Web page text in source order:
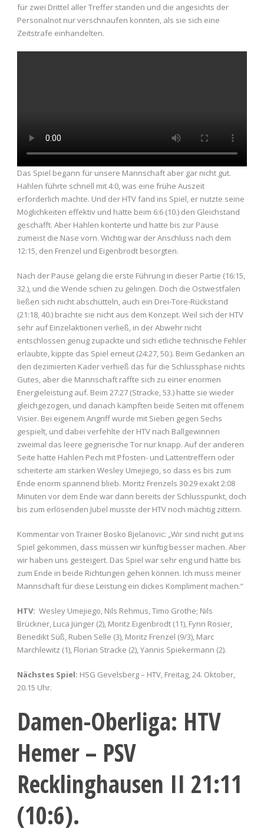
für zwei Drittel aller Treffer standen und die angesichts der
Personalnot nur verschnaufen konnten, als sie sich eine
Zeitstrafe einhandelten.
Das Spiel begann für unsere Mannschaft aber gar nicht gut.
Hahlen führte schnell mit 4:0, was eine frühe Auszeit
erforderlich machte. Und der HTV fand ins Spiel, er nutzte seine
Möglichkeiten effektiv und hatte beim 6:6 (10.) den Gleichstand
geschafft. Aber Hahlen konterte und hatte bis zur Pause
zumeist die Nase vorn. Wichtig war der Anschluss nach dem
12:15, den Frenzel und Eigenbrodt besorgten.
Nach der Pause gelang die erste Führung in dieser Partie (16:15,
32.), und die Wende schien zu gelingen. Doch die Ostwestfalen
ließen sich nicht abschütteln, auch ein Drei-Tore-Rückstand
(21:18, 40.) brachte sie nicht aus dem Konzept. Weil sich der HTV
sehr auf Einzelaktionen verließ, in der Abwehr nicht
entschlossen genug zupackte und sich etliche technische Fehler
erlaubte, kippte das Spiel erneut (24:27, 50.). Beim Gedanken an
den dezimierten Kader verhieß das für die Schlussphase nichts
Gutes, aber die Mannschaft raffte sich zu einer enormen
Energieleistung auf. Beim 27:27 (Stracke, 53.) hatte sie wieder
gleichgezogen, und danach kämpften beide Seiten mit offenem
Visier. Bei eigenem Angriff wurde mit Sieben gegen Sechs
gespielt, und dabei verfehlte der HTV nach Ballgewinnen
zweimal das leere gegnerische Tor nur knapp. Auf der anderen
Seite hatte Hahlen Pech mit Pfosten- und Lattentreffern oder
scheiterte am starken Wesley Umejiego, so dass es bis zum
Ende enorm spannend blieb. Moritz Frenzels 30:29 exakt 2:08
Minuten vor dem Ende war dann bereits der Schlusspunkt, doch
bis zum erlösenden Jubel musste der HTV noch mächtig zittern.
Kommentar von Trainer Bosko Bjelanovic: „Wir sind nicht gut ins
Spiel gekommen, dass müssen wir künftig besser machen. Aber
wir haben uns gesteigert. Das Spiel war sehr eng und hätte bis
zum Ende in beide Richtungen gehen können. Ich muss meiner
Mannschaft für diese Leistung ein dickes Kompliment machen.“
HTV: Wesley Umejiego, Nils Rehmus, Timo Grothe; Nils
Brückner, Luca Jünger (2), Moritz Eigenbrodt (11), Fynn Rosier,
Benedikt Süß, Ruben Selle (3), Moritz Frenzel (9/3), Marc
Marchlewitz (1), Florian Stracke (2), Yannis Spiekermann (2).
Nächstes Spiel: HSG Gevelsberg – HTV, Freitag, 24. Oktober,
20.15 Uhr.
Damen-Oberliga: HTV
Hemer – PSV
Recklinghausen II 21:11
(10:6).